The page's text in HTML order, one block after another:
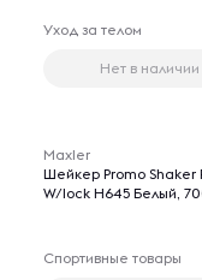
Уход за телом
Нет в наличии
Maxler
Шейкер Promo Shaker
W/lock H645 Белый,
Спортивные товары